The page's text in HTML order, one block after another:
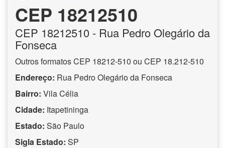
CEP 18212510
CEP 18212510 - Rua Pedro Olegário da
Fonseca
Outros formatos CEP 18212-510 ou CEP 18.212-510
Endereço: Rua Pedro Olegário da Fonseca
Bairro: Vila Célia
Cidade: Itapetininga
Estado: São Paulo
Sigla Estado: SP